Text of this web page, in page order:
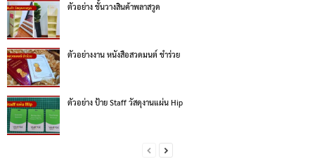
ตัวอย่าง ชั้นวางสินค้าพลาสวูด
ตัวอย่างงาน หนังสือสวดมนต์ ชำร่วย
ตัวอย่าง ป้าย Staff วัสดุงานแผ่น Hip